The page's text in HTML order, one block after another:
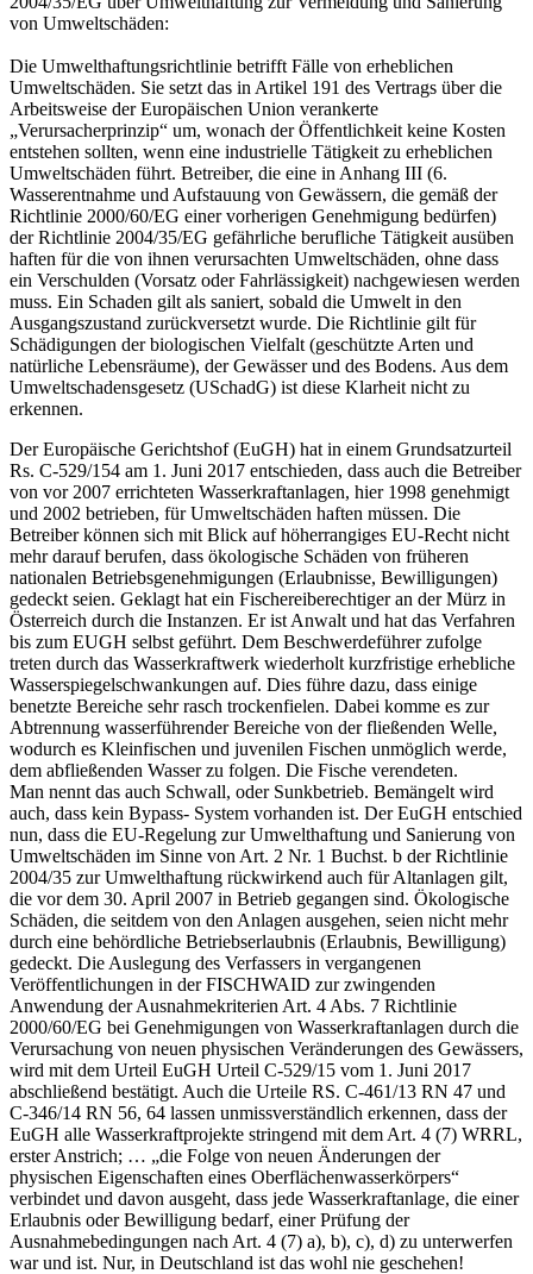
von Umweltschäden:
Die Umwelthaftungsrichtlinie betrifft Fälle von erheblichen
Umweltschäden. Sie setzt das in Artikel 191 des Vertrags über die
Arbeitsweise der Europäischen Union verankerte
„Verursacherprinzip“ um, wonach der Öffentlichkeit keine Kosten
entstehen sollten, wenn eine industrielle Tätigkeit zu erheblichen
Umweltschäden führt. Betreiber, die eine in Anhang III (6.
Wasserentnahme und Aufstauung von Gewässern, die gemäß der
Richtlinie 2000/60/EG einer vorherigen Genehmigung bedürfen)
der Richtlinie 2004/35/EG gefährliche berufliche Tätigkeit ausüben
haften für die von ihnen verursachten Umweltschäden, ohne dass
ein Verschulden (Vorsatz oder Fahrlässigkeit) nachgewiesen werden
muss. Ein Schaden gilt als saniert, sobald die Umwelt in den
Ausgangszustand zurückversetzt wurde. Die Richtlinie gilt für
Schädigungen der biologischen Vielfalt (geschützte Arten und
natürliche Lebensräume), der Gewässer und des Bodens. Aus dem
Umweltschadensgesetz (USchadG) ist diese Klarheit nicht zu
erkennen.
Der Europäische Gerichtshof (EuGH) hat in einem Grundsatzurteil
Rs. C-529/154 am 1. Juni 2017 entschieden, dass auch die Betreiber
von vor 2007 errichteten Wasserkraftanlagen, hier 1998 genehmigt
und 2002 betrieben, für Umweltschäden haften müssen. Die
Betreiber können sich mit Blick auf höherrangiges EU-Recht nicht
mehr darauf berufen, dass ökologische Schäden von früheren
nationalen Betriebsgenehmigungen (Erlaubnisse, Bewilligungen)
gedeckt seien. Geklagt hat ein Fischereiberechtiger an der Mürz in
Österreich durch die Instanzen. Er ist Anwalt und hat das Verfahren
bis zum EUGH selbst geführt. Dem Beschwerdeführer zufolge
treten durch das Wasserkraftwerk wiederholt kurzfristige erhebliche
Wasserspiegelschwankungen auf. Dies führe dazu, dass einige
benetzte Bereiche sehr rasch trockenfielen. Dabei komme es zur
Abtrennung wasserführender Bereiche von der fließenden Welle,
wodurch es Kleinfischen und juvenilen Fischen unmöglich werde,
dem abfließenden Wasser zu folgen. Die Fische verendeten.
Man nennt das auch Schwall, oder Sunkbetrieb. Bemängelt wird
auch, dass kein Bypass- System vorhanden ist. Der EuGH entschied
nun, dass die EU-Regelung zur Umwelthaftung und Sanierung von
Umweltschäden im Sinne von Art. 2 Nr. 1 Buchst. b der Richtlinie
2004/35 zur Umwelthaftung rückwirkend auch für Altanlagen gilt,
die vor dem 30. April 2007 in Betrieb gegangen sind. Ökologische
Schäden, die seitdem von den Anlagen ausgehen, seien nicht mehr
durch eine behördliche Betriebserlaubnis (Erlaubnis, Bewilligung)
gedeckt. Die Auslegung des Verfassers in vergangenen
Veröffentlichungen in der FISCHWAID zur zwingenden
Anwendung der Ausnahmekriterien Art. 4 Abs. 7 Richtlinie
2000/60/EG bei Genehmigungen von Wasserkraftanlagen durch die
Verursachung von neuen physischen Veränderungen des Gewässers,
wird mit dem Urteil EuGH Urteil C-529/15 vom 1. Juni 2017
abschließend bestätigt. Auch die Urteile RS. C-461/13 RN 47 und
C-346/14 RN 56, 64 lassen unmissverständlich erkennen, dass der
EuGH alle Wasserkraftprojekte stringend mit dem Art. 4 (7) WRRL,
erster Anstrich; … „die Folge von neuen Änderungen der
physischen Eigenschaften eines Oberflächenwasserkörpers“
verbindet und davon ausgeht, dass jede Wasserkraftanlage, die einer
Erlaubnis oder Bewilligung bedarf, einer Prüfung der
Ausnahmebedingungen nach Art. 4 (7) a), b), c), d) zu unterwerfen
war und ist. Nur, in Deutschland ist das wohl nie geschehen!